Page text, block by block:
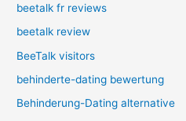
beetalk fr reviews
beetalk review
BeeTalk visitors
behinderte-dating bewertung
Behinderung-Dating alternative